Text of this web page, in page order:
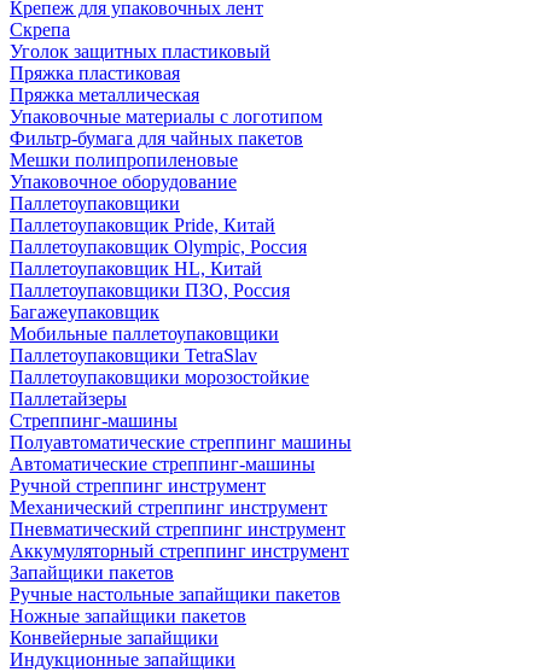
Крепеж для упаковочных лент
Скрепа
Уголок защитных пластиковый
Пряжка пластиковая
Пряжка металлическая
Упаковочные материалы с логотипом
Фильтр-бумага для чайных пакетов
Мешки полипропиленовые
Упаковочное оборудование
Паллетоупаковщики
Паллетоупаковщик Pride, Китай
Паллетоупаковщик Olympic, Россия
Паллетоупаковщик HL, Китай
Паллетоупаковщики ПЗО, Россия
Багажеупаковщик
Мобильные паллетоупаковщики
Паллетоупаковщики TetraSlav
Паллетоупаковщики морозостойкие
Паллетайзеры
Стреппинг-машины
Полуавтоматические стреппинг машины
Автоматические стреппинг-машины
Ручной стреппинг инструмент
Механический стреппинг инструмент
Пневматический стреппинг инструмент
Аккумуляторный стреппинг инструмент
Запайщики пакетов
Ручные настольные запайщики пакетов
Ножные запайщики пакетов
Конвейерные запайщики
Индукционные запайщики